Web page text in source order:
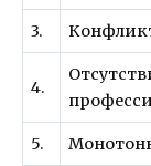
3.
4.
5.